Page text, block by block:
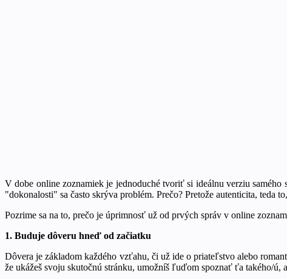
V dobe online zoznamiek je jednoduché tvoriť si ideálnu verziu
"dokonalosti" sa často skrýva problém. Prečo? Pretože autenticita,
Pozrime sa na to, prečo je úprimnosť už od prvých správ v online
1. Buduje dôveru hneď od začiatku
Dôvera je základom každého vzťahu, či už ide o priateľstvo alebo
že ukážeš svoju skutočnú stránku, umožníš ľuďom spoznať ťa takého/